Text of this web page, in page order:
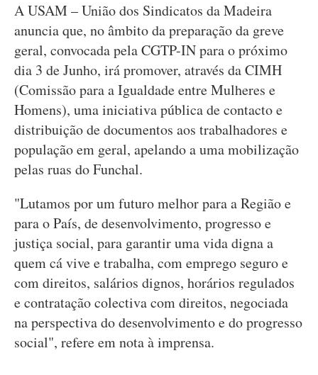
A USAM – União dos Sindicatos da Madeira
anuncia que, no âmbito da preparação da greve
geral, convocada pela CGTP-IN para o próximo
dia 3 de Junho, irá promover, através da CIMH
(Comissão para a Igualdade entre Mulheres e
Homens), uma iniciativa pública de contacto e
distribuição de documentos aos trabalhadores e
população em geral, apelando a uma mobilização
pelas ruas do Funchal.
"Lutamos por um futuro melhor para a Região e
para o País, de desenvolvimento, progresso e
justiça social, para garantir uma vida digna a
quem cá vive e trabalha, com emprego seguro e
com direitos, salários dignos, horários regulados
e contratação colectiva com direitos, negociada
na perspectiva do desenvolvimento e do progresso
social", refere em nota à imprensa.